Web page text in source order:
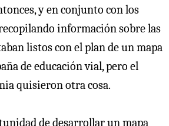
y en conjunto con los
información sobre las
listos con el plan de un mapa
de educación vial, pero el
quisieron otra cosa.
de desarrollar un mapa